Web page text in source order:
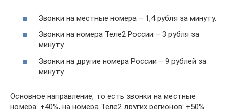
Звонки на местные номера – 1,4 рубля за минуту.
Звонки на номера Теле2 России – 3 рубля за
минуту.
Звонки на другие номера России – 9 рублей за
минуту.
Основное направление, то есть звонки на местные
номера: +40%, на номера Теле2 других регионов: +50%.